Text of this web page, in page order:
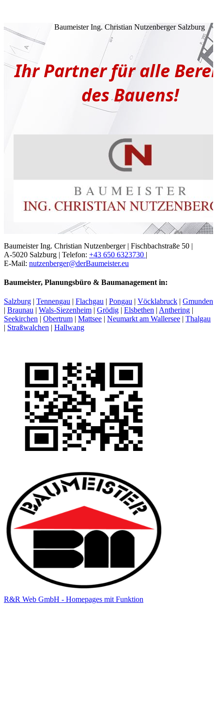
Baumeister Ing. Christian Nutzenberger Salzburg
Ihr Partner für alle
des Bauens!
BaumeisterIng. Christian Nutzenberger | Fischbachstraße 50 |
A-5020 Salzburg | Telefon: +43 650 6323730 |
E-Mail: nutzenberger@derBaumeister.eu
Baumeister, Planungsbüro & Baumanagement in:
Salzburg | Tennengau | Flachgau | Pongau | Vöcklabruck | Gmunden
| Braunau | Wals-Siezenheim | Grödig | Elsbethen | Anthering |
Seekirchen | Obertrum | Mattsee | Neumarkt am Wallersee | Thalgau
| Straßwalchen | Hallwang
R&R Web GmbH - Homepages mit Funktion